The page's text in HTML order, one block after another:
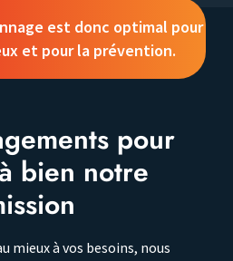
est donc optimal pour
et pour la prévention.
pour
bien notre
mieux à vos besoins, nous